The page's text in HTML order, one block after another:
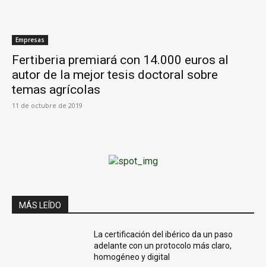
Empresas
Fertiberia premiará con 14.000 euros al
autor de la mejor tesis doctoral sobre
temas agrícolas
11 de octubre de 2019
MÁS LEÍDO
La certificación del ibérico da un paso
adelante con un protocolo más claro,
homogéneo y digital